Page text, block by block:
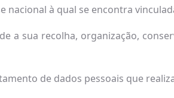
nacional à qual se encontra
a sua recolha, organização,
de dados pessoais que